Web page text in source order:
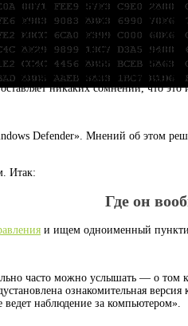
антивирус. Почти уверен, что
никаких сомнений, что
Defender». Мнений об этом
Итак:
Где он
и ищем одноименный
часто можно услышать — о
ознакомительная
наблюдение за компьютером».